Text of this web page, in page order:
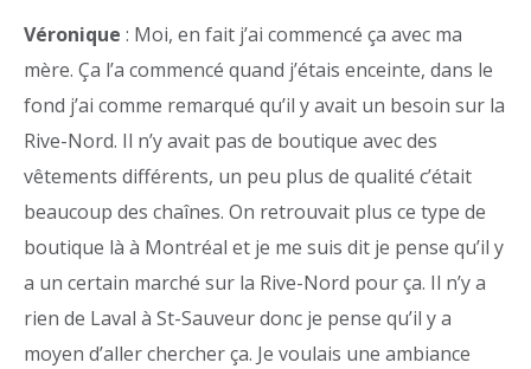
Véronique : Moi, en fait j’ai commencé ça avec ma
mère. Ça l’a commencé quand j’étais enceinte, dans le
fond j’ai comme remarqué qu’il y avait un besoin sur la
Rive-Nord. Il n’y avait pas de boutique avec des
vêtements différents, un peu plus de qualité c’était
beaucoup des chaînes. On retrouvait plus ce type de
boutique là à Montréal et je me suis dit je pense qu’il y
a un certain marché sur la Rive-Nord pour ça. Il n’y a
rien de Laval à St-Sauveur donc je pense qu’il y a
moyen d’aller chercher ça. Je voulais une ambiance